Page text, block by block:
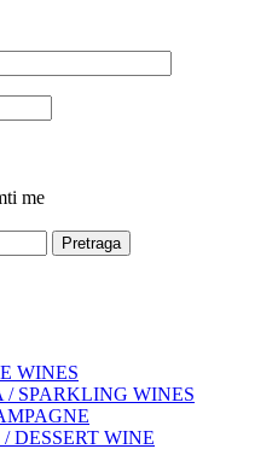
me
Pretraga
WINES
/ SPARKLING WINES
DESSERT WINE